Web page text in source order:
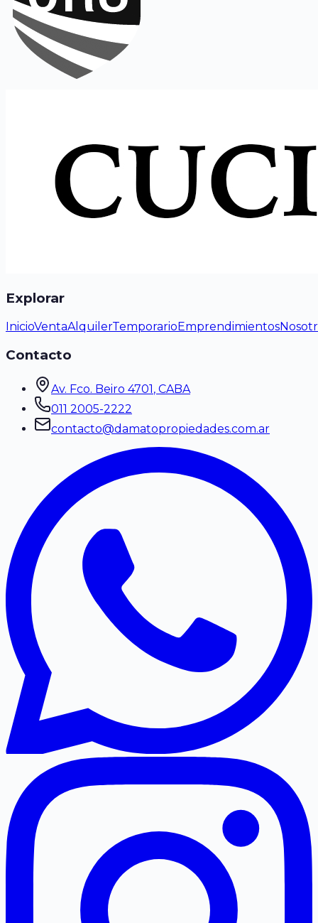
Explorar
InicioVentaAlquilerTemporarioEmprendimientos
Contacto
Av. Fco. Beiro 4701 , CABA
011 2005-2222
contacto@damatopropiedades.com.ar